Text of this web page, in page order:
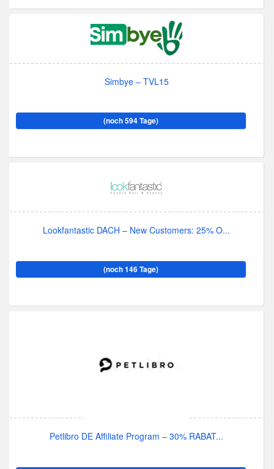
Simbye – TVL15
(noch 594 Tage)
Lookfantastic DACH – New Customers: 25% O...
(noch 146 Tage)
Petlibro DE Affiliate Program – 30% RABAT...